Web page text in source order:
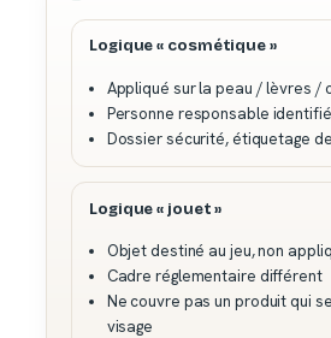
Logique « cosmétique »
Appliqué sur la peau / lèvres /
Personne responsable
Dossier sécurité, étiquetage
Logique « jouet »
Objet destiné au jeu, non
Cadre réglementaire différent
Ne couvre pas un produit qui
visage